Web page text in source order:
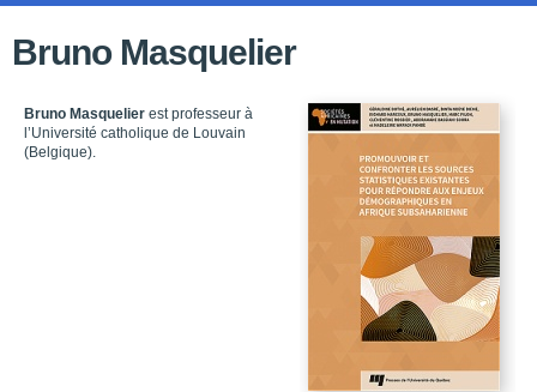
Bruno Masquelier
Bruno Masquelier est professeur à
l’Université catholique de Louvain
(Belgique).